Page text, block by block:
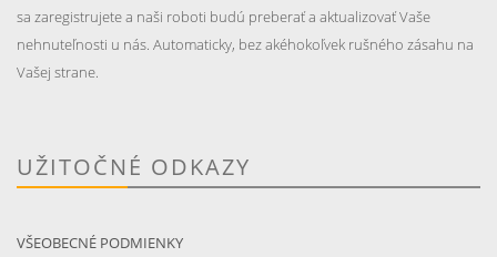
sa zaregistrujete a naši roboti budú preberať a aktualizovať Vaše
nehnuteľnosti u nás. Automaticky, bez akéhokoľvek rušného zásahu na
Vašej strane.
UŽITOČNÉ ODKAZY
VŠEOBECNÉ PODMIENKY